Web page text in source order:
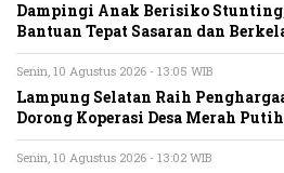
Dampingi Anak Berisiko
Bantuan Tepat Sasaran dan
Senin, 10 Agustus 2026 - 13:05 WIB
Lampung Selatan Raih
Dorong Koperasi Desa Merah Putih
Senin, 10 Agustus 2026 - 13:02 WIB